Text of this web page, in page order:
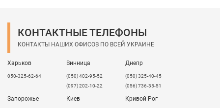
КОНТАКТНЫЕ ТЕЛЕФОНЫ
КОНТАКТЫ НАШИХ ОФИСОВ ПО ВСЕЙ УКРАИНЕ
Харьков
050-325-62-64
Винница
(050) 402-95-52
(097) 202-10-22
Днепр
(050) 325-40-45
(056) 736-35-51
Запорожье Киев Кривой Рог